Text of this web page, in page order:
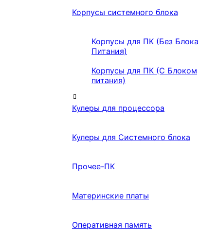
Корпусы системного блока
Корпусы для ПК (Без Блока
Питания)
Корпусы для ПК (С Блоком
питания)
Кулеры для процессора
Кулеры для Системного блока
Прочее-ПК
Материнские платы
Оперативная память